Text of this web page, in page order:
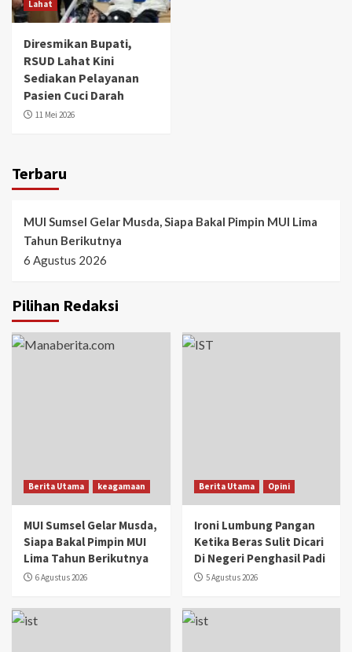
Lahat
Diresmikan Bupati,
RSUD Lahat Kini
Sediakan Pelayanan
Pasien Cuci Darah
11 Mei 2026
Terbaru
MUI Sumsel Gelar Musda, Siapa Bakal Pimpin MUI Lima
Tahun Berikutnya
6 Agustus 2026
Pilihan Redaksi
Berita Utama keagamaan
MUI Sumsel Gelar Musda,
Siapa Bakal Pimpin MUI
Lima Tahun Berikutnya
6 Agustus 2026
Berita Utama Opini
Ironi Lumbung Pangan
Ketika Beras Sulit Dicari
Di Negeri Penghasil Padi
5 Agustus 2026